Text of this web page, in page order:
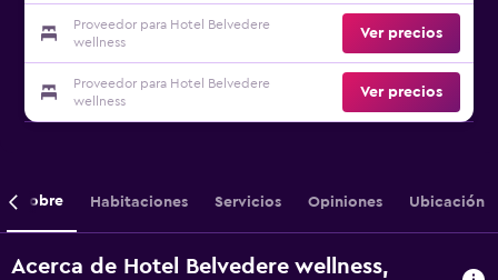
Proveedor para Hotel Belvedere
wellness
Ver precios
Proveedor para Hotel Belvedere
wellness
Ver precios
Sobre Habitaciones Servicios Opiniones Ubicación
Acerca de Hotel Belvedere wellness,